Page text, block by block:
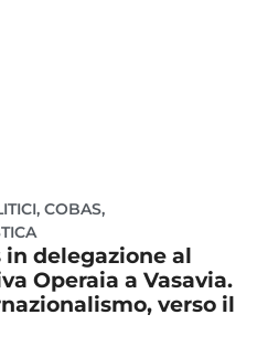
, COBAS,
in delegazione al
Operaia a Vasavia.
verso il